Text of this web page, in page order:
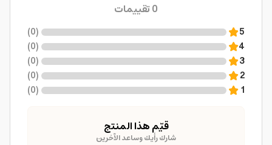
0تقييمات
5
(
0
)
4
(
0
)
3
(
0
)
2
(
0
)
1
(
0
)
قيّم هذا المنتج
شارك رأيك وساعد الآخرين